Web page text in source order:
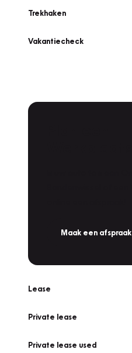
Trekhaken
Vakantiecheck
Maak een afspraak
Lease
Private lease
Private lease used